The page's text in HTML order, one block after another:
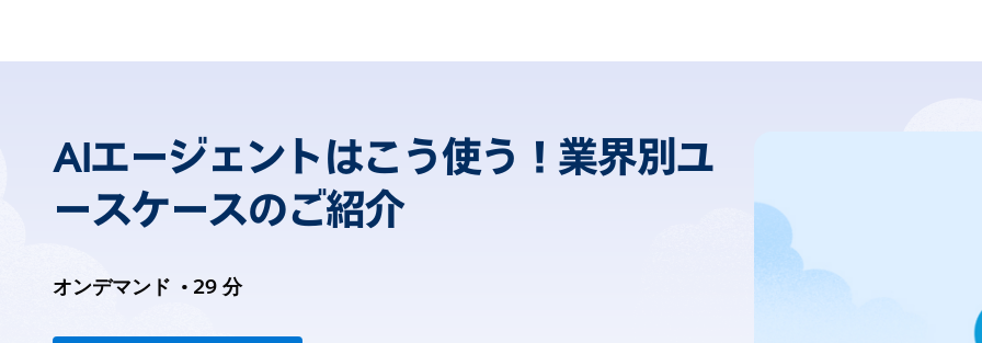
AIエージェントはこう使う！業界別ユ
ースケースのご紹介
オンデマンド • 29 分